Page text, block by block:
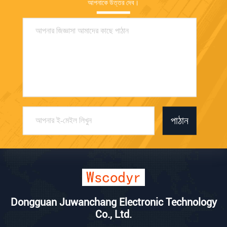
আপনাকে উত্তর দেব।
পাঠান
Dongguan Juwanchang Electronic Technology
Co., Ltd.